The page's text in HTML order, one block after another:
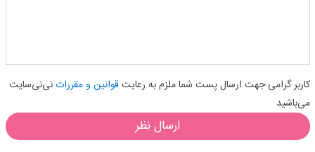
کاربر گرامی جهت ارسال پست شما ملزم به رعایت قوانین و مقرراتنی‌نی‌سایت
می‌باشید
ارسال نظر